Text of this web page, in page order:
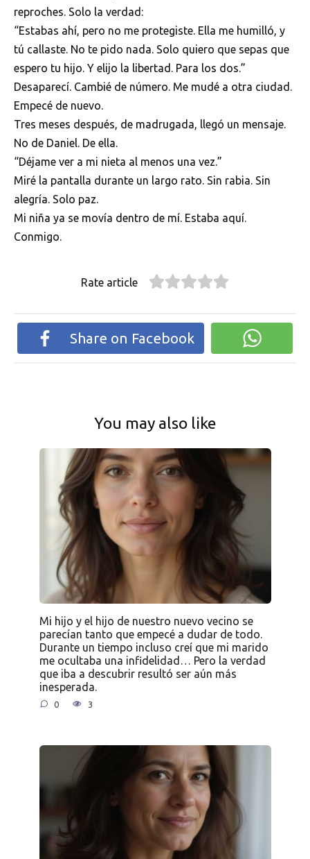
reproches. Solo la verdad:
“Estabas ahí, pero no me protegiste. Ella me humilló, y
tú callaste. No te pido nada. Solo quiero que sepas que
espero tu hijo. Y elijo la libertad. Para los dos.”
Desaparecí. Cambié de número. Me mudé a otra ciudad.
Empecé de nuevo.
Tres meses después, de madrugada, llegó un mensaje.
No de Daniel. De ella.
“Déjame ver a mi nieta al menos una vez.”
Miré la pantalla durante un largo rato. Sin rabia. Sin
alegría. Solo paz.
Mi niña ya se movía dentro de mí. Estaba aquí.
Conmigo.
Rate article
Share on Facebook
You may also like
Mi hijo y el hijo de nuestro nuevo vecino se
parecían tanto que empecé a dudar de todo.
Durante un tiempo incluso creí que mi marido
me ocultaba una infidelidad… Pero la verdad
que iba a descubrir resultó ser aún más
inesperada.
0 3